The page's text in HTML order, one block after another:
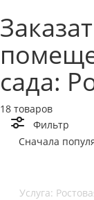
сада:
18 товаров
Фильтр
Сначала
Услуга: